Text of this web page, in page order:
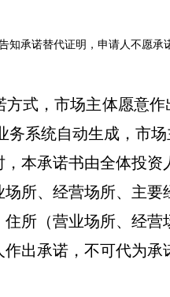
承诺替代证明，申请人不愿承
式，市场主体愿意
系统自动生成，市场
本承诺书由全体投
所、经营场所、主要
所（营业场所、经营
出承诺，不可代为承